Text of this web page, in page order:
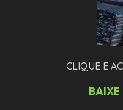
CLIQUE E